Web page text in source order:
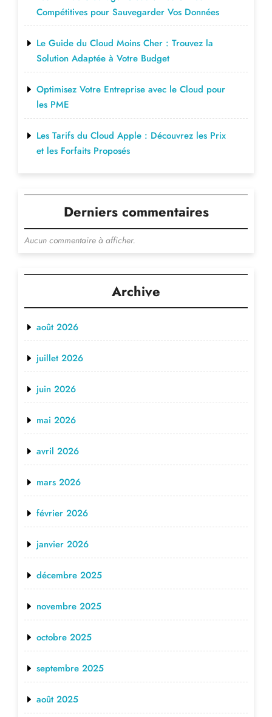
Compétitives pour Sauvegarder Vos Données
Le Guide du Cloud Moins Cher : Trouvez la
Solution Adaptée à Votre Budget
Optimisez Votre Entreprise avec le Cloud pour
les PME
Les Tarifs du Cloud Apple : Découvrez les Prix
et les Forfaits Proposés
Derniers commentaires
Aucun commentaire à afficher.
Archive
août 2026
juillet 2026
juin 2026
mai 2026
avril 2026
mars 2026
février 2026
janvier 2026
décembre 2025
novembre 2025
octobre 2025
septembre 2025
août 2025